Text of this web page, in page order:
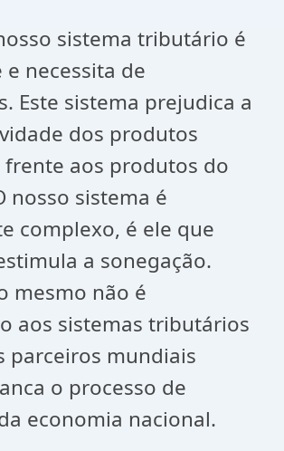
sistema tributário é
necessita de
Este sistema prejudica a
dos produtos
frente aos produtos do
nosso sistema é
complexo, é ele que
a sonegação.
mesmo não é
aos sistemas tributários
parceiros mundiais
o processo de
economia nacional.